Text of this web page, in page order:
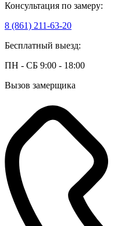
Консультация по замеру:
8 (861) 211-63-20
Бесплатный выезд:
ПН - СБ 9:00 - 18:00
Вызов замерщика